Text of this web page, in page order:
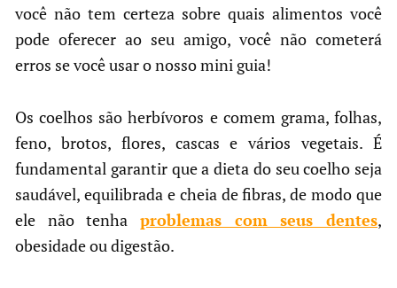
você não tem certeza sobre quais alimentos você
pode oferecer ao seu amigo, você não cometerá
erros se você usar o nosso mini guia!
Os coelhos são herbívoros e comem grama, folhas,
feno, brotos, flores, cascas e vários vegetais. É
fundamental garantir que a dieta do seu coelho seja
saudável, equilibrada e cheia de fibras, de modo que
ele não tenha problemas com seus dentes,
obesidade ou digestão.